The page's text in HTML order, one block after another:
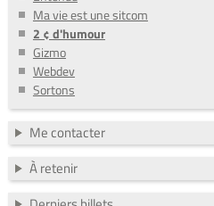
Ma vie est une sitcom
2 ¢ d'humour
Gizmo
Webdev
Sortons
Me contacter
À retenir